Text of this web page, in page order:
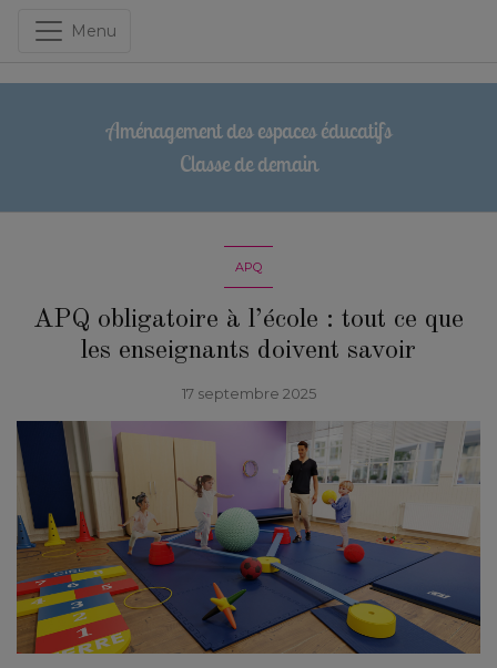
Menu
Aménagement des espaces éducatifs
Classe de demain
APQ
APQ obligatoire à l’école : tout ce que
les enseignants doivent savoir
17 septembre 2025